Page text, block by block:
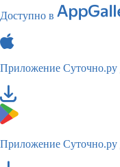
Доступно в
Приложение Суточно.ру
Приложение Суточно.ру